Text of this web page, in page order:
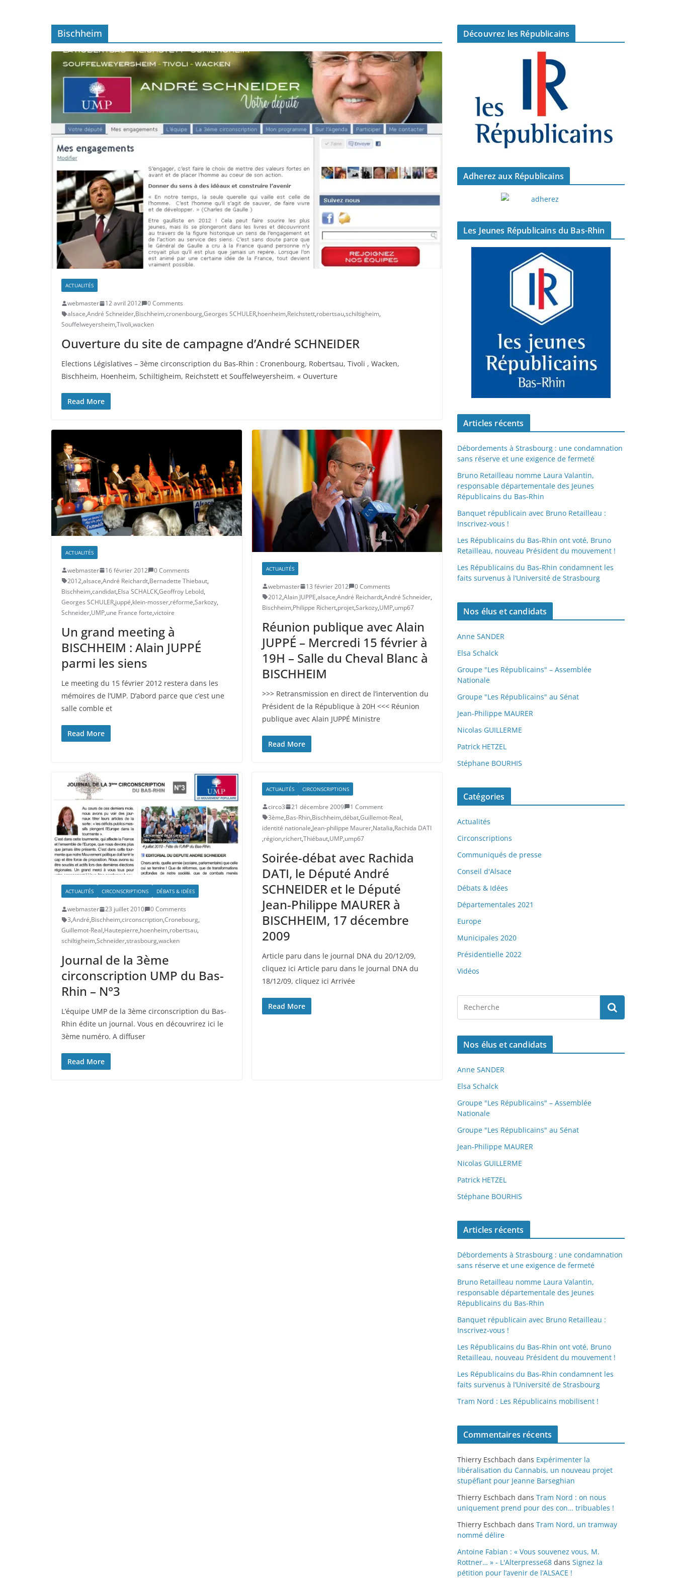
Bischheim
ACTUALITÉS
webmaster 12 avril 2012
0 Comments
alsace,André Schneider,Bischheim,cronenbourg,Georges SCHULER,hoenheim,Reichstett,robertsau,schiltigheim,
Souffelweyersheim,Tivoli,wacken
Ouverture du site de campagne d’André SCHNEIDER
Elections Législatives – 3ème circonscription du Bas-Rhin : Cronenbourg, Robertsau, Tivoli , Wacken,
Bischheim, Hoenheim, Schiltigheim, Reichstett et Souffelweyersheim. « Ouverture
Read More
ACTUALITÉS
webmaster 16 février 2012
0 Comments
2012,alsace,André Reichardt,Bernadette Thiebaut,
Bischheim,candidat,Elsa SCHALCK,Geoffroy Lebold,
Georges SCHULER,juppé,klein-mosser,réforme,Sarkozy,
Schneider,UMP,une France forte,victoire
Un grand meeting à
BISCHHEIM : Alain JUPPÉ
parmi les siens
Le meeting du 15 février 2012 restera dans les
mémoires de l’UMP. D’abord parce que c’est une
salle comble et
Read More
ACTUALITÉS
webmaster 13 février 2012
0 Comments
2012,Alain JUPPE,alsace,André Reichardt,André Schneider,
Bischheim,Philippe Richert,projet,Sarkozy,UMP,ump67
Réunion publique avec Alain
JUPPÉ – Mercredi 15 février à
19H – Salle du Cheval Blanc à
BISCHHEIM
>>> Retransmission en direct de l’intervention du
Président de la République à 20H <<< Réunion
publique avec Alain JUPPÉ Ministre
Read More
ACTUALITÉS CIRCONSCRIPTIONS DÉBATS & IDÉES
webmaster 23 juillet 2010
0 Comments
3,André,Bischheim,circonscription,Cronebourg,
Guillemot-Real,Hautepierre,hoenheim,robertsau,
schiltigheim,Schneider,strasbourg,wacken
Journal de la 3ème
circonscription UMP du Bas-
Rhin – N°3
L’équipe UMP de la 3ème circonscription du Bas-
Rhin édite un journal. Vous en découvrirez ici le
3ème numéro. A diffuser
Read More
ACTUALITÉS CIRCONSCRIPTIONS
circo3 21 décembre 2009
1 Comment
3ème,Bas-Rhin,Bischheim,débat,Guillemot-Real,
identité nationale,Jean-philippe Maurer,Natalia,Rachida DATI
,région,richert,Thiébaut,UMP,ump67
Soirée-débat avec Rachida
DATI, le Député André
SCHNEIDER et le Député
Jean-Philippe MAURER à
BISCHHEIM, 17 décembre
2009
Article paru dans le journal DNA du 20/12/09,
cliquez ici Article paru dans le journal DNA du
18/12/09, cliquez ici Arrivée
Read More
Découvrez les Républicains
Adherez aux Républicains
Les Jeunes Républicains du Bas-Rhin
Articles récents
Débordements à Strasbourg : une condamnation
sans réserve et une exigence de fermeté
Bruno Retailleau nomme Laura Valantin,
responsable départementale des Jeunes
Républicains du Bas-Rhin
Banquet républicain avec Bruno Retailleau :
Inscrivez-vous !
Les Républicains du Bas-Rhin ont voté, Bruno
Retailleau, nouveau Président du mouvement !
Les Républicains du Bas-Rhin condamnent les
faits survenus à l’Université de Strasbourg
Nos élus et candidats
Anne SANDER
Elsa Schalck
Groupe "Les Républicains" – Assemblée
Nationale
Groupe "Les Républicains" au Sénat
Jean-Philippe MAURER
Nicolas GUILLERME
Patrick HETZEL
Stéphane BOURHIS
Catégories
Actualités
Circonscriptions
Communiqués de presse
Conseil d'Alsace
Débats & Idées
Départementales 2021
Europe
Municipales 2020
Présidentielle 2022
Vidéos
Nos élus et candidats
Anne SANDER
Elsa Schalck
Groupe "Les Républicains" – Assemblée
Nationale
Groupe "Les Républicains" au Sénat
Jean-Philippe MAURER
Nicolas GUILLERME
Patrick HETZEL
Stéphane BOURHIS
Articles récents
Débordements à Strasbourg : une condamnation
sans réserve et une exigence de fermeté
Bruno Retailleau nomme Laura Valantin,
responsable départementale des Jeunes
Républicains du Bas-Rhin
Banquet républicain avec Bruno Retailleau :
Inscrivez-vous !
Les Républicains du Bas-Rhin ont voté, Bruno
Retailleau, nouveau Président du mouvement !
Les Républicains du Bas-Rhin condamnent les
faits survenus à l’Université de Strasbourg
Tram Nord : Les Républicains mobilisent !
Commentaires récents
Thierry Eschbach dans Expérimenter la
libéralisation du Cannabis, un nouveau projet
stupéfiant pour Jeanne Barseghian
Thierry Eschbach dans Tram Nord : on nous
uniquement prend pour des con… tribuables !
Thierry Eschbach dans Tram Nord, un tramway
nommé délire
Antoine Fabian : « Vous souvenez vous, M.
Rottner… » - L'Alterpresse68 dans Signez la
pétition pour l’avenir de l’ALSACE !